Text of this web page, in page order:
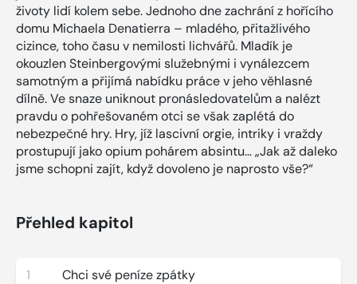
životy lidí kolem sebe. Jednoho dne zachrání z hořícího
domu Michaela Denatierra – mladého, přitažlivého
cizince, toho času v nemilosti lichvářů. Mladík je
okouzlen Steinbergovými služebnými i vynálezcem
samotným a přijímá nabídku práce v jeho věhlasné
dílně. Ve snaze uniknout pronásledovatelům a nalézt
pravdu o pohřešovaném otci se však zaplétá do
nebezpečné hry. Hry, jíž lascivní orgie, intriky i vraždy
prostupují jako opium pohárem absintu… „Jak až daleko
jsme schopni zajít, když dovoleno je naprosto vše?“
Přehled kapitol
1 Chci své peníze zpátky